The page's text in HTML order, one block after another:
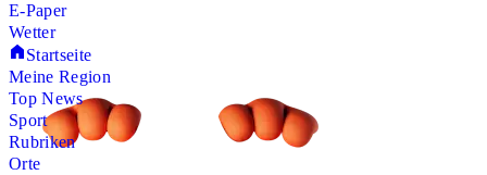
E-Paper
Wetter
Startseite
Meine Region
Top News
Sport
Rubriken
Orte